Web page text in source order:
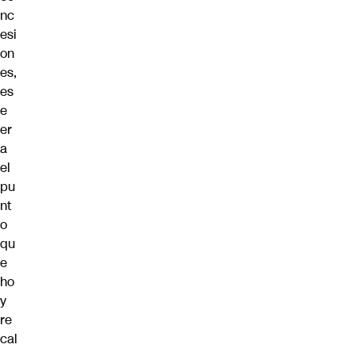
nc
esi
on
es,
es
e
er
a
el
pu
nt
o
qu
e
ho
y
re
cal